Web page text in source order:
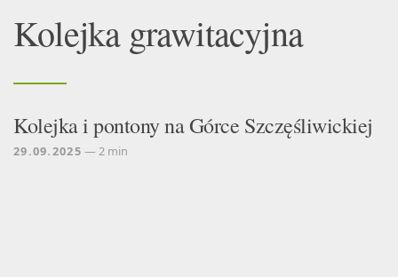
Kolejka grawitacyjna
Kolejka i pontony na Górce Szczęśliwickiej
29.09.2025 — 2 min